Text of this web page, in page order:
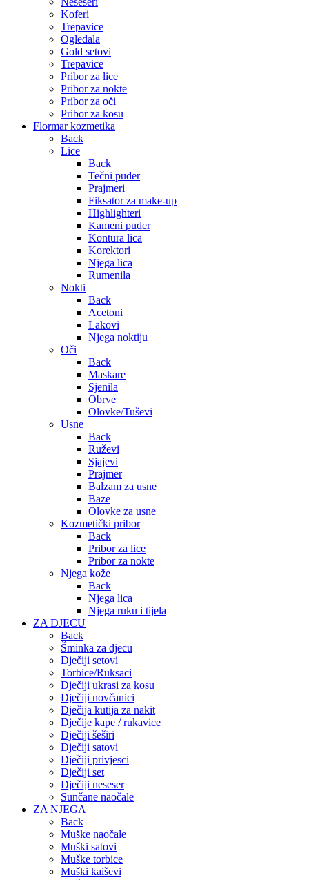
Koferi
Trepavice
Ogledala
Gold setovi
Trepavice
Pribor za lice
Pribor za nokte
Pribor za oči
Pribor za kosu
Flormar kozmetika
Back
Lice
Back
Tečni puder
Prajmeri
Fiksator za make-up
Highlighteri
Kameni puder
Kontura lica
Korektori
Njega lica
Rumenila
Nokti
Back
Acetoni
Lakovi
Njega noktiju
Oči
Back
Maskare
Sjenila
Obrve
Olovke/Tuševi
Usne
Back
Ruževi
Sjajevi
Prajmer
Balzam za usne
Baze
Olovke za usne
Kozmetički pribor
Back
Pribor za lice
Pribor za nokte
Njega kože
Back
Njega lica
Njega ruku i tijela
ZA DJECU
Back
Šminka za djecu
Dječiji setovi
Torbice/Ruksaci
Dječiji ukrasi za kosu
Dječiji novčanici
Dječija kutija za nakit
Dječije kape / rukavice
Dječiji šeširi
Dječiji satovi
Dječiji privjesci
Dječiji set
Dječiji neseser
Sunčane naočale
ZA NJEGA
Back
Muške naočale
Muški satovi
Muške torbice
Muški kaiševi